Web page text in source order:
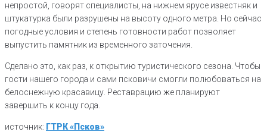
непростой, говорят специалисты, на нижнем ярусе известняк и
штукатурка были разрушены на высоту одного метра. Но сейчас
погодные условия и степень готовности работ позволяет
выпустить памятник из временного заточения.
Сделано это, как раз, к открытию туристического сезона. Чтобы
гости нашего города и сами псковичи смогли полюбоваться на
белоснежную красавицу. Реставрацию же планируют
завершить к концу года.
источник: ГТРК «Псков»